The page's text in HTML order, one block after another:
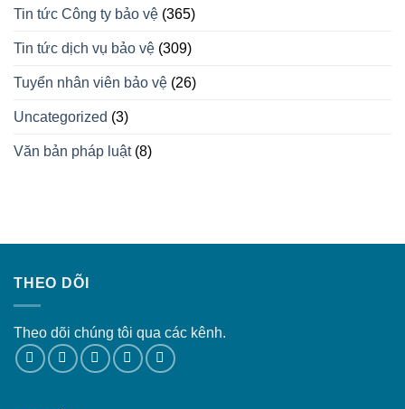
Tin tức Công ty bảo vệ (365)
Tin tức dịch vụ bảo vệ (309)
Tuyển nhân viên bảo vệ (26)
Uncategorized (3)
Văn bản pháp luật(8)
THEO DÕI
Theo dõi chúng tôi qua các kênh.